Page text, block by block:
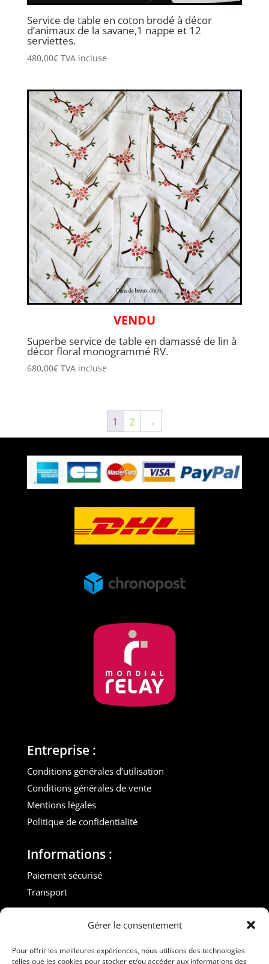
Gérer le consentement
Pour offrir les meilleures expériences, nous utilisons des technologies
telles que les cookies pour stocker et/ou accéder aux informations des
Service de table en coton brodé à décor
d’animaux de la savane,1 nappe et 12
serviettes.
480,00€ TVA incluse
VENDU
Superbe service de table en damassé de lin à
décor floral monogrammé RV.
680,00€ TVA incluse
1 2 →
Entreprise :
Conditions générales d’utilisation
Conditions générales de vente
Mentions légales
Politique de confidentialité
Informations :
Paiement sécurisé
Transport
M. Gilles ROUVEYROL